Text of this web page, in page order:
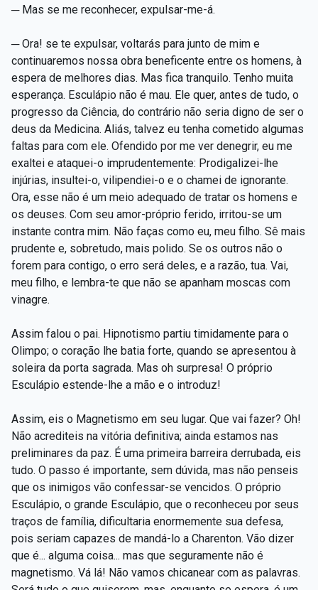
─ Mas se me reconhecer, expulsar-me-á.
─ Ora! se te expulsar, voltarás para junto de mim e
continuaremos nossa obra beneficente entre os homens, à
espera de melhores dias. Mas fica tranquilo. Tenho muita
esperança. Esculápio não é mau. Ele quer, antes de tudo, o
progresso da Ciência, do contrário não seria digno de ser o
deus da Medicina. Aliás, talvez eu tenha cometido algumas
faltas para com ele. Ofendido por me ver denegrir, eu me
exaltei e ataquei-o imprudentemente: Prodigalizei-lhe
injúrias, insultei-o, vilipendiei-o e o chamei de ignorante.
Ora, esse não é um meio adequado de tratar os homens e
os deuses. Com seu amor-próprio ferido, irritou-se um
instante contra mim. Não faças como eu, meu filho. Sê mais
prudente e, sobretudo, mais polido. Se os outros não o
forem para contigo, o erro será deles, e a razão, tua. Vai,
meu filho, e lembra-te que não se apanham moscas com
vinagre.
Assim falou o pai. Hipnotismo partiu timidamente para o
Olimpo; o coração lhe batia forte, quando se apresentou à
soleira da porta sagrada. Mas oh surpresa! O próprio
Esculápio estende-lhe a mão e o introduz!
Assim, eis o Magnetismo em seu lugar. Que vai fazer? Oh!
Não acrediteis na vitória definitiva; ainda estamos nas
preliminares da paz. É uma primeira barreira derrubada, eis
tudo. O passo é importante, sem dúvida, mas não penseis
que os inimigos vão confessar-se vencidos. O próprio
Esculápio, o grande Esculápio, que o reconheceu por seus
traços de família, dificultaria enormemente sua defesa,
pois seriam capazes de mandá-lo a Charenton. Vão dizer
que é... alguma coisa... mas que seguramente não é
magnetismo. Vá lá! Não vamos chicanear com as palavras.